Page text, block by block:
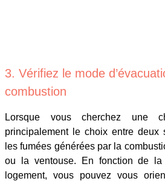
3. Vérifiez le mode
combustion
Lorsque vous cherchez une
principalement le choix entre deux
les fumées générées par la
ou la ventouse. En fonction de la
logement, vous pouvez vous